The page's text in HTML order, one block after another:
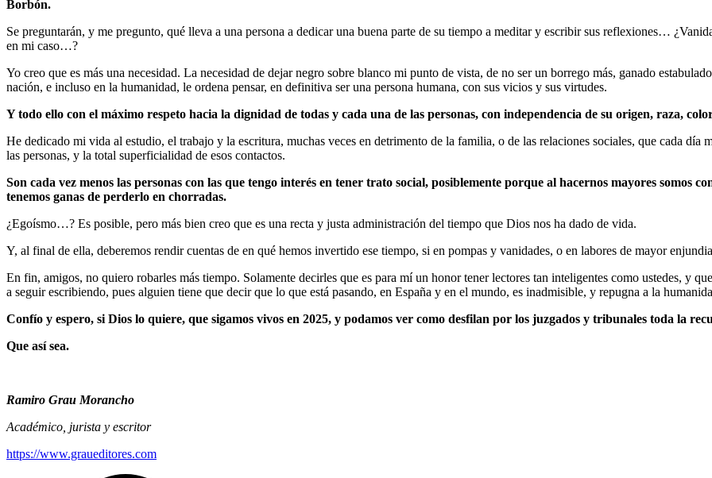
Borbón.
Se preguntarán, y me pregunto, qué lleva a una persona a dedicar una buena parte de su tiempo a meditar y escribir sus reflexiones…
en mi caso…?
Yo creo que es más una necesidad. La necesidad de dejar negro sobre blanco mi punto de vista, de no ser un borrego más, ganado
nación, e incluso en la humanidad, le ordena pensar, en definitiva ser una persona humana, con sus vicios y sus virtudes.
Y todo ello con el máximo respeto hacia la dignidad de todas y cada una de las personas, con independencia de su origen, raza,
He dedicado mi vida al estudio, el trabajo y la escritura, muchas veces en detrimento de la familia, o de las relaciones sociales, que cada día
las personas, y la total superficialidad de esos contactos.
Son cada vez menos las personas con las que tengo interés en tener trato social, posiblemente porque al hacernos mayores somos
tenemos ganas de perderlo en chorradas.
¿Egoísmo…? Es posible, pero más bien creo que es una recta y justa administración del tiempo que Dios nos ha dado de vida.
Y, al final de ella, deberemos rendir cuentas de en qué hemos invertido ese tiempo, si en pompas y vanidades, o en labores de mayor
En fin, amigos, no quiero robarles más tiempo. Solamente decirles que es para mí un honor tener lectores tan inteligentes como ustedes, y
a seguir escribiendo, pues alguien tiene que decir que lo que está pasando, en España y en el mundo, es inadmisible, y repugna a la
Confío y espero, si Dios lo quiere, que sigamos vivos en 2025, y podamos ver como desfilan por los juzgados y tribunales toda la
Que así sea.
Ramiro Grau Morancho
Académico, jurista y escritor
https://www.graueditores.com